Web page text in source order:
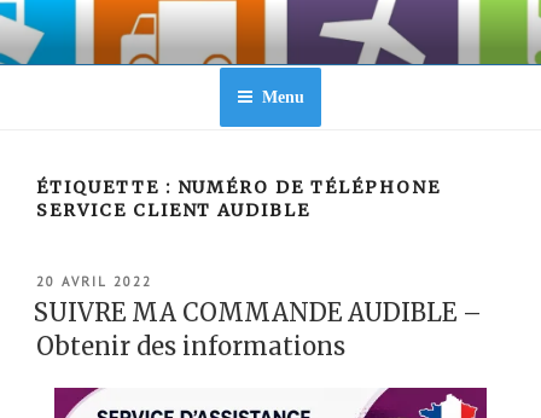
Aller
contenu
Menu
ÉTIQUETTE : NUMÉRO DE TÉLÉPHONE
SERVICE CLIENT AUDIBLE
PUBLIÉ
LE
20 AVRIL 2022
SUIVRE MA COMMANDE AUDIBLE –
Obtenir des informations